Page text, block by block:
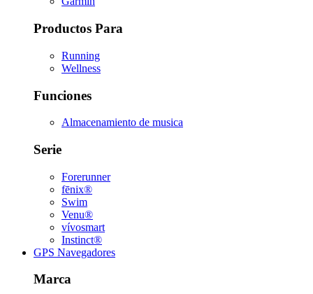
Productos Para
Running
Wellness
Funciones
Almacenamiento de musica
Serie
Forerunner
fēnix®
Swim
Venu®
vívosmart
Instinct®
GPS Navegadores
Marca